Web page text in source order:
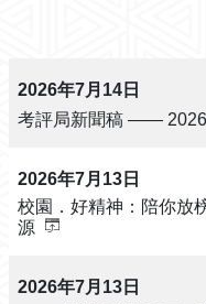
2026年7月14日
考評局新聞稿 ——
2026年7月13日
校園．好精神：陪你
源
2026年7月13日